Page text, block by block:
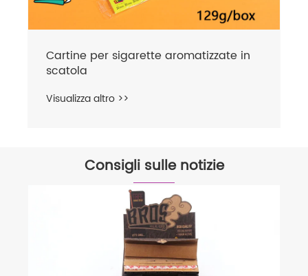
Cartine per sigarette aromatizzate in
scatola
Visualizza altro >>
Consigli sulle notizie